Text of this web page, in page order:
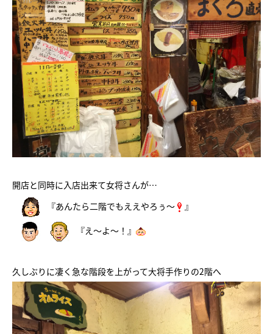
開店と同時に入店出来て女将さんが…
『あんたら二階でもええやろぅ～
』
『え～よ～！』
久しぶりに凄く急な階段を上がって大将手作りの2階へ